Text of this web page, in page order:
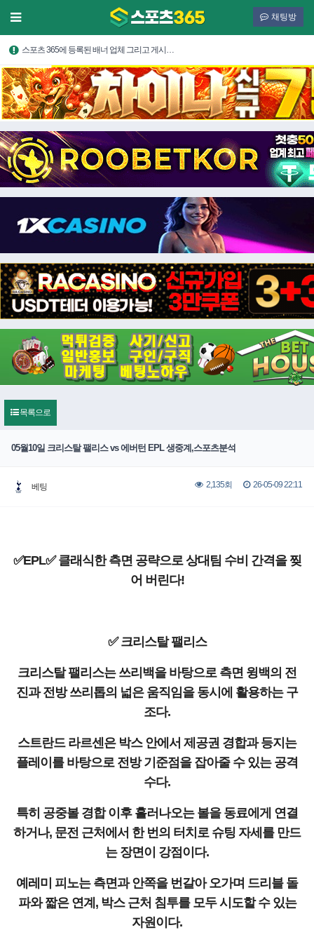
채팅방
스포츠 365에 등록된 배너 업체 그리고 게시…
목록으로
05월10일 크리스탈 팰리스 vs 에버턴 EPL 생중계,스포츠분석
베팅 2,135회 26-05-09 22:11
✅EPL✅ 클래식한 측면 공략으로 상대팀 수비 간격을 찢
어 버린다!
✅ 크리스탈 팰리스
크리스탈 팰리스는 쓰리백을 바탕으로 측면 윙백의 전
진과 전방 쓰리톱의 넓은 움직임을 동시에 활용하는 구
조다.
스트란드 라르센은 박스 안에서 제공권 경합과 등지는
플레이를 바탕으로 전방 기준점을 잡아줄 수 있는 공격
수다.
특히 공중볼 경합 이후 흘러나오는 볼을 동료에게 연결
하거나, 문전 근처에서 한 번의 터치로 슈팅 자세를 만드
는 장면이 강점이다.
예레미 피노는 측면과 안쪽을 번갈아 오가며 드리블 돌
파와 짧은 연계, 박스 근처 침투를 모두 시도할 수 있는
자원이다.